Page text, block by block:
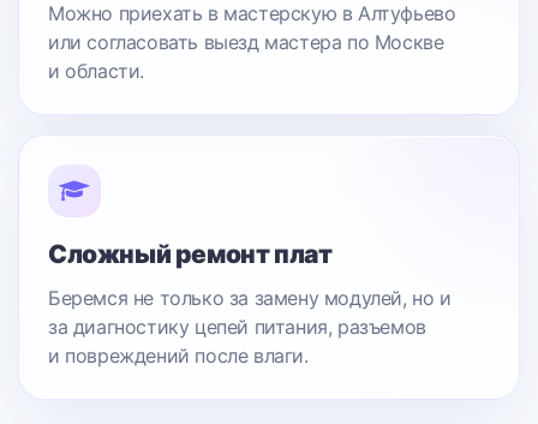
Можно приехать в мастерскую в Алтуфьево
или согласовать выезд мастера по Москве
и области.
Сложный ремонт плат
Беремся не только за замену модулей, но и
за диагностику цепей питания, разъемов
и повреждений после влаги.